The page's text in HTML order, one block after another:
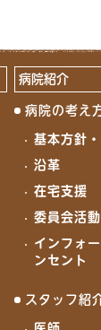
病院紹介
病院の考え
基本方針
沿革
在宅支援
委員会活動
インフォ
ンセント
スタッフ紹